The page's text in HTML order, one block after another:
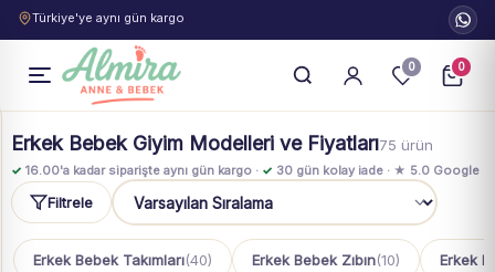
Türkiye'ye aynı gün kargo
0 0
Erkek Bebek Giyim Modelleri ve Fiyatları75 ürün
✓ 16.00'a kadar siparişte aynı gün kargo · ✓ 30 gün kolay iade · ★ 5.0 Google
Filtrele
Sıralama
Erkek Bebek Takımları(40) Erkek Bebek Zıbın(10) Erkek